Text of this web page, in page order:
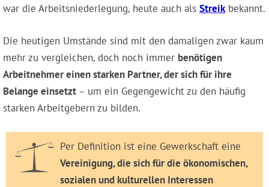
war die Arbeitsniederlegung, heute auch als Streikbekannt.
Die heutigen Umstände sind mit den damaligen zwar kaum
mehr zu vergleichen, doch noch immer benötigen
Arbeitnehmer einen starken Partner, der sich für ihre
Belange einsetzt – um ein Gegengewicht zu den häufig
starken Arbeitgebern zu bilden.
Per Definition ist eine Gewerkschaft eine
Vereinigung, die sich für die ökonomischen,
sozialen und kulturellen Interessen